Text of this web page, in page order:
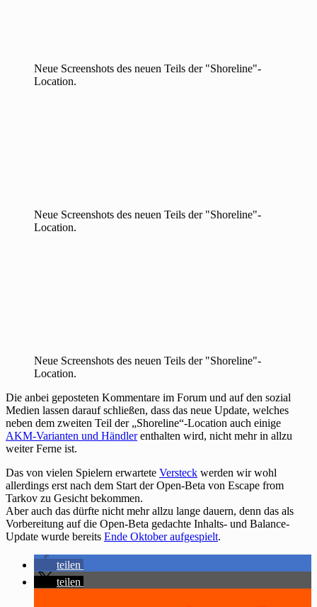
Neue Screenshots des neuen Teils der "Shoreline"-
Location.
Neue Screenshots des neuen Teils der "Shoreline"-
Location.
Neue Screenshots des neuen Teils der "Shoreline"-
Location.
Die anbei geposteten Kommentare im Forum und auf den sozial
Medien lassen darauf schließen, dass das neue Update, welches
neben dem zweiten Teil der „Shoreline“-Location auch einige
AKM-Varianten und Händlerenthalten wird, nicht mehr in allzu
weiter Ferne ist.
Das von vielen Spielern erwartete Versteck werden wir wohl
allerdings erst nach dem Start der Open-Beta von Escape from
Tarkov zu Gesicht bekommen.
Aber auch das dürfte nicht mehr allzu lange dauern, denn das als
Vorbereitung auf die Open-Beta gedachte Inhalts- und Balance-
Update wurde bereits Ende Oktober aufgespielt.
teilen
teilen